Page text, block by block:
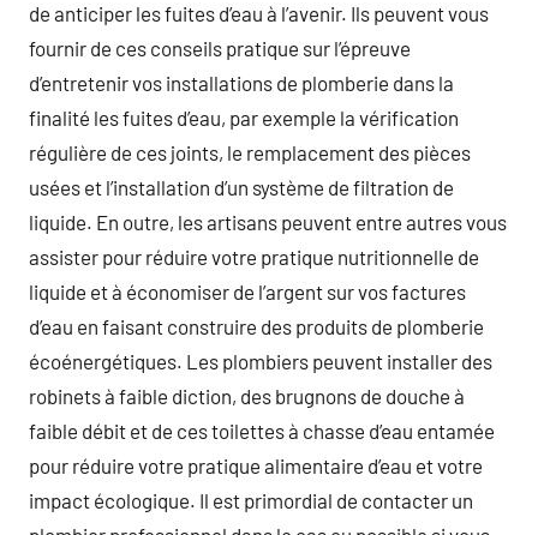
de anticiper les fuites d’eau à l’avenir. Ils peuvent vous
fournir de ces conseils pratique sur l’épreuve
d’entretenir vos installations de plomberie dans la
finalité les fuites d’eau, par exemple la vérification
régulière de ces joints, le remplacement des pièces
usées et l’installation d’un système de filtration de
liquide. En outre, les artisans peuvent entre autres vous
assister pour réduire votre pratique nutritionnelle de
liquide et à économiser de l’argent sur vos factures
d’eau en faisant construire des produits de plomberie
écoénergétiques. Les plombiers peuvent installer des
robinets à faible diction, des brugnons de douche à
faible débit et de ces toilettes à chasse d’eau entamée
pour réduire votre pratique alimentaire d’eau et votre
impact écologique. Il est primordial de contacter un